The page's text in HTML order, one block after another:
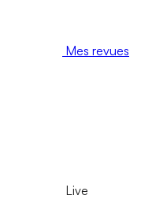
Mes revues
Live